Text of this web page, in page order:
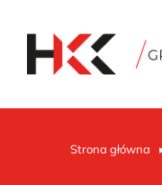
Jesteś tutaj:
Strona główna